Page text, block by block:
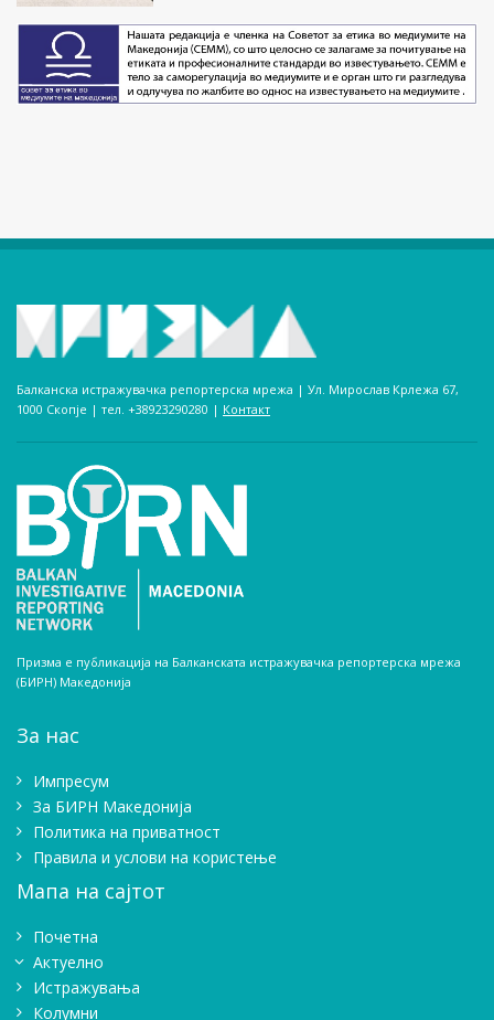
Балканска истражувачка репортерска мрежа | Ул. Мирослав Крлежа 67,
1000 Скопје | тел. +38923290280­ | Контакт
Призма е публикација на Балканската истражувачка репортерска мрежа
(БИРН) Македонија
За нас
Импресум
Зa БИРН Македонија
Политика на приватност
Правила и услови на користење
Мапа на сајтот
Почетна
Актуелно
Истражувањa
Колумни